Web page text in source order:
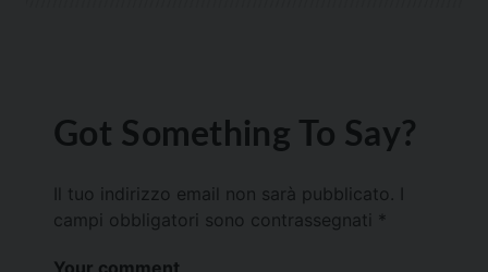
Got Something To Say?
Il tuo indirizzo email non sarà pubblicato.
campi obbligatori sono contrassegnati *